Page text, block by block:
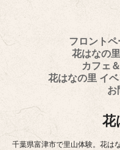
フロントペ
花はなの
カフェ
花はなの里 イ
お
花
千葉県富津市で里山体験。花は